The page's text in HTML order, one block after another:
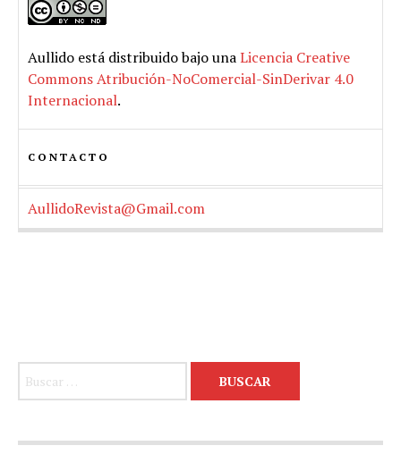
Aullido está distribuido bajo unaLicencia Creative
Commons Atribución-NoComercial-SinDerivar 4.0
Internacional.
CONTACTO
AullidoRevista@Gmail.com